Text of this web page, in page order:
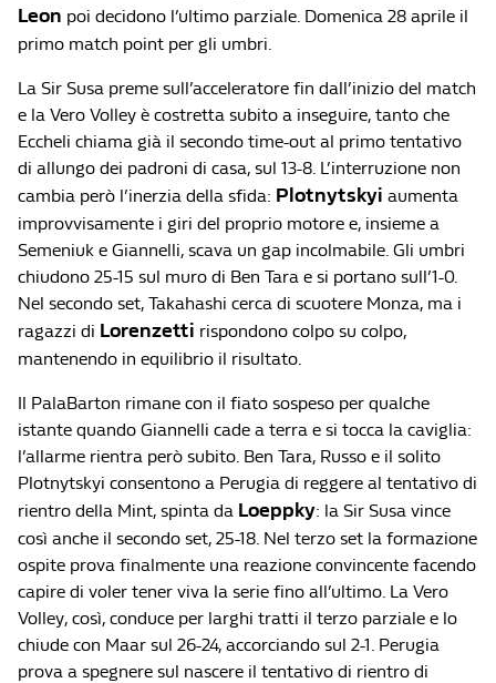
Leon poi decidono l’ultimo parziale. Domenica 28 aprile il
primo match point per gli umbri.
La Sir Susa preme sull’acceleratore fin dall’inizio del match
e la Vero Volley è costretta subito a inseguire, tanto che
Eccheli chiama già il secondo time-out al primo tentativo
di allungo dei padroni di casa, sul 13-8. L’interruzione non
cambia però l’inerzia della sfida: Plotnytskyi aumenta
improvvisamente i giri del proprio motore e, insieme a
Semeniuk e Giannelli, scava un gap incolmabile. Gli umbri
chiudono 25-15 sul muro di Ben Tara e si portano sull’1-0.
Nel secondo set, Takahashi cerca di scuotere Monza, ma i
ragazzi di Lorenzetti rispondono colpo su colpo,
mantenendo in equilibrio il risultato.
Il PalaBarton rimane con il fiato sospeso per qualche
istante quando Giannelli cade a terra e si tocca la caviglia:
l’allarme rientra però subito. Ben Tara, Russo e il solito
Plotnytskyi consentono a Perugia di reggere al tentativo di
rientro della Mint, spinta da Loeppky: la Sir Susa vince
così anche il secondo set, 25-18. Nel terzo set la formazione
ospite prova finalmente una reazione convincente facendo
capire di voler tener viva la serie fino all’ultimo. La Vero
Volley, così, conduce per larghi tratti il terzo parziale e lo
chiude con Maar sul 26-24, accorciando sul 2-1. Perugia
prova a spegnere sul nascere il tentativo di rientro di